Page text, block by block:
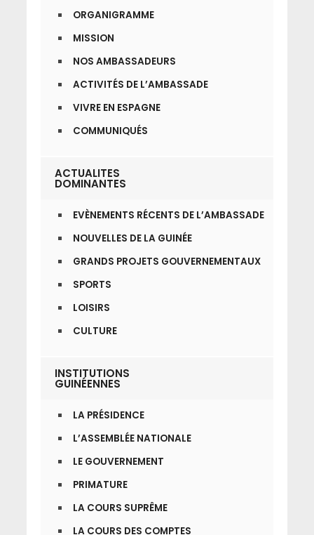
ORGANIGRAMME
MISSION
NOS AMBASSADEURS
ACTIVITÉS DE L’AMBASSADE
VIVRE EN ESPAGNE
COMMUNIQUÉS
ACTUALITES
DOMINANTES
EVÈNEMENTS RÉCENTS DE L’AMBASSADE
NOUVELLES DE LA GUINÉE
GRANDS PROJETS GOUVERNEMENTAUX
SPORTS
LOISIRS
CULTURE
INSTITUTIONS
GUINÉENNES
LA PRÉSIDENCE
L’ASSEMBLÉE NATIONALE
LE GOUVERNEMENT
PRIMATURE
LA COURS SUPRÊME
LA COURS DES COMPTES